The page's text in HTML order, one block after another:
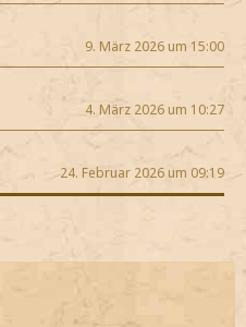
9. März 2026 um 15:00
4. März 2026 um 10:27
24. Februar 2026 um 09:19